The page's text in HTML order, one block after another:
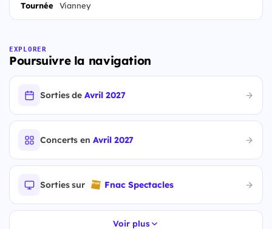
Tournée Vianney
EXPLORER
Poursuivre la navigation
Sorties deAvril 2027
Concerts enAvril 2027
Sorties sur Fnac Spectacles
Voir plus